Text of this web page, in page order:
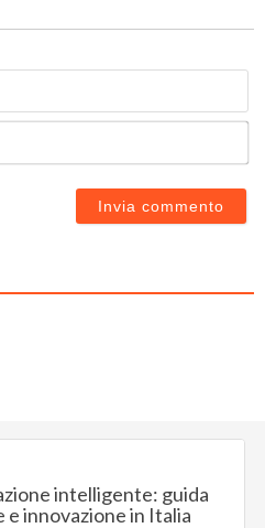
intelligente: guida
e innovazione in Italia